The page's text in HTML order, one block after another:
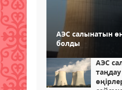
АЭС салынатын
болды
АЭС
таңдау